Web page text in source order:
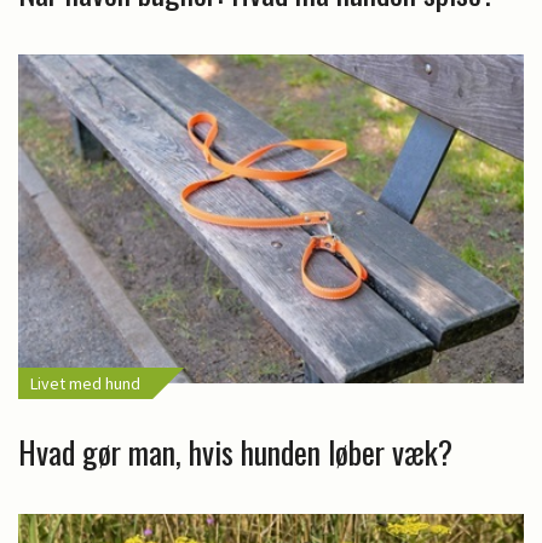
Livet med hund
Hvad gør man, hvis hunden løber væk?